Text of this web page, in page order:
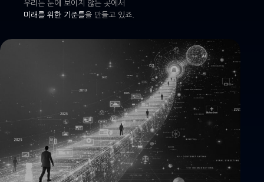
우리는 눈에 보이지 않는 곳에서
미래를 위한 기준틀을 만들고 있죠.